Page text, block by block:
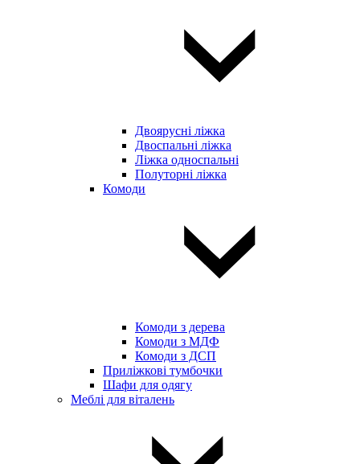
Двоярусні ліжка
Двоспальні ліжка
Ліжка односпальні
Полуторні ліжка
Комоди
Комоди з дерева
Комоди з МДФ
Комоди з ДСП
Приліжкові тумбочки
Шафи для одягу
Меблі для віталень